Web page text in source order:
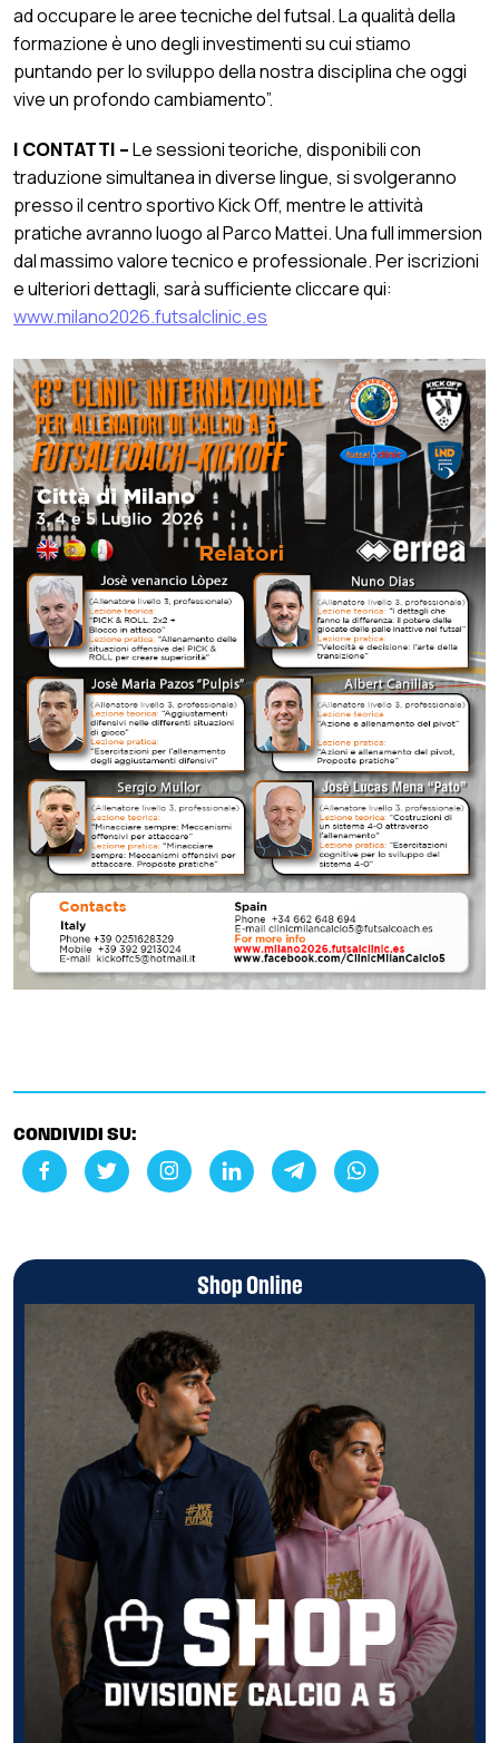
ad occupare le aree tecniche del futsal. La qualità della
formazione è uno degli investimenti su cui stiamo
puntando per lo sviluppo della nostra disciplina che oggi
vive un profondo cambiamento”.
I CONTATTI –Le sessioni teoriche, disponibili con
traduzione simultanea in diverse lingue, si svolgeranno
presso il centro sportivo Kick Off, mentre le attività
pratiche avranno luogo al Parco Mattei. Una full immersion
dal massimo valore tecnico e professionale. Per iscrizioni
e ulteriori dettagli, sarà sufficiente cliccare qui:
www.milano2026.futsalclinic.es
CONDIVIDI SU:
Shop Online